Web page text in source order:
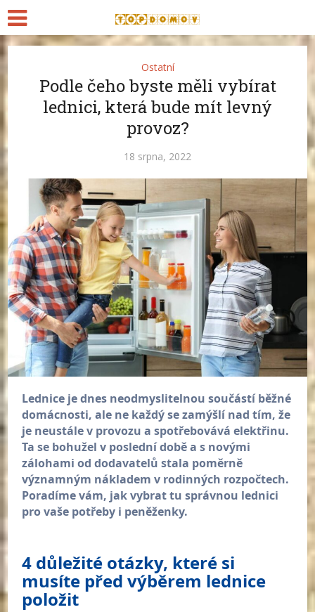
Ostatní
Podle čeho byste měli vybírat
lednici, která bude mít levný
provoz?
18 srpna, 2022
Lednice je dnes neodmyslitelnou součástí běžné
domácnosti, ale ne každý se zamýšlí nad tím, že
je neustále v provozu a spotřebovává elektřinu.
Ta se bohužel v poslední době a s novými
zálohami od dodavatelů stala poměrně
významným nákladem v rodinných rozpočtech.
Poradíme vám, jak vybrat tu správnou lednici
pro vaše potřeby i peněženky.
4 důležité otázky, které si
musíte před výběrem lednice
položit